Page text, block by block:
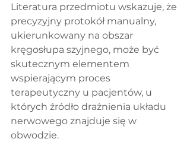
Literatura przedmiotu wskazuje, że
precyzyjny protokół manualny,
ukierunkowany na obszar
kręgosłupa szyjnego, może być
skutecznym elementem
wspierającym proces
terapeutyczny u pacjentów, u
których źródło drażnienia układu
nerwowego znajduje się w
obwodzie.